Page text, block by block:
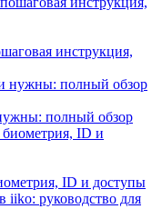
инструкция,
полный обзор
ID и доступы